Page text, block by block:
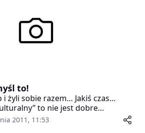
to!
i żyli sobie razem… Jakiś czas…
to nie jest dobre
w spocie kampanii „Rozwód?
Mama i Tata.
2011, 11:53